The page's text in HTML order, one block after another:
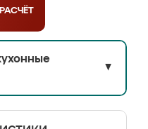
РАСЧЁТ
▼